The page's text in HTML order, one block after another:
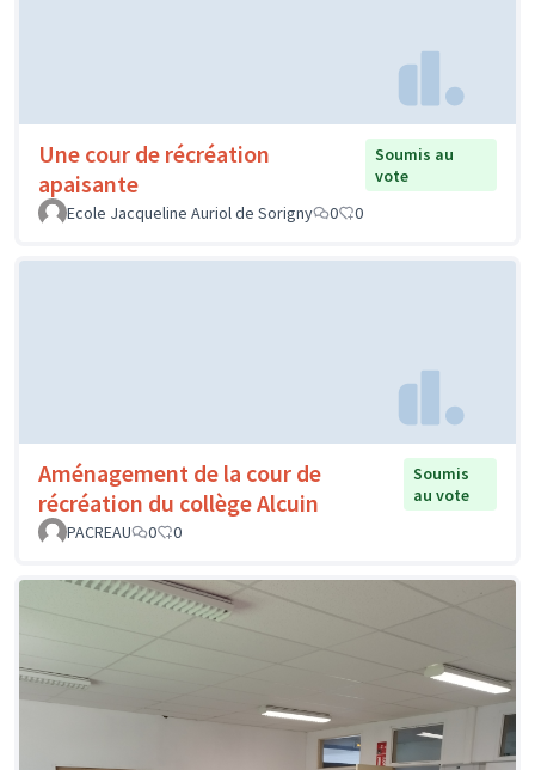
Une cour de récréation
apaisante
Soumis au
vote
Ecole Jacqueline Auriol de Sorigny
0 0
Aménagement de la cour de
récréation du collège Alcuin
Soumis
au vote
PACREAU
0 0